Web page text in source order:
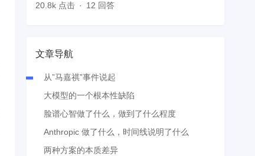
20.8k 点击
12 回答
文章导航
从”马嘉祺”事件说起
大模型的一个根本性缺陷
脸谱心智做了什么，做到了什么程度
Anthropic 做了什么，时间线说明了什么
两种方案的本质差异